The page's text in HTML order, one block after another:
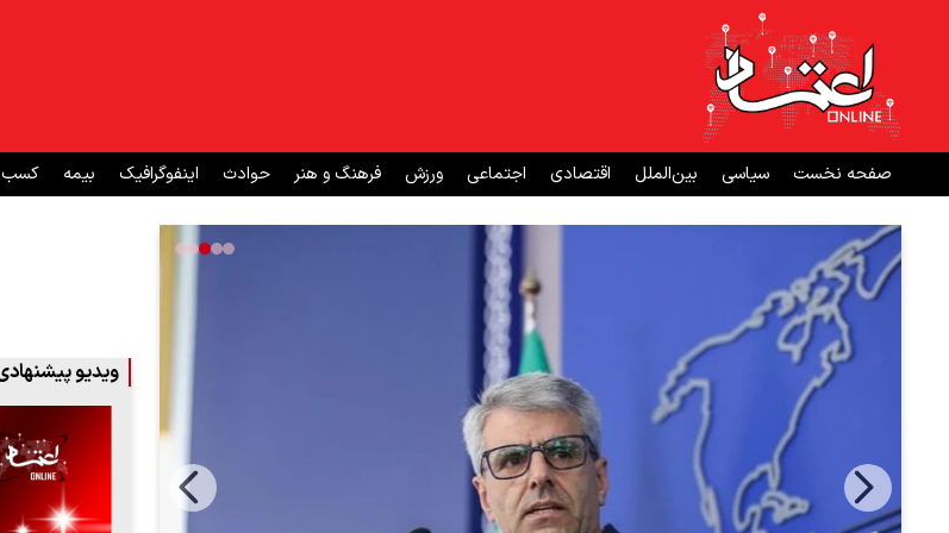
صفحه نخست سیاسی بین‌الملل اقتصادی اجتماعی ورزش فرهنگ و هنر حوادث اینفوگرافیک بیمه کسب
ویدیو